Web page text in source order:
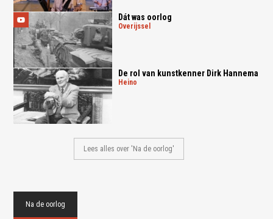
Dát was oorlog
overijssel
De rol van kunstkenner Dirk Hannema
heino
Lees alles over 'Na de oorlog'
Na de oorlog